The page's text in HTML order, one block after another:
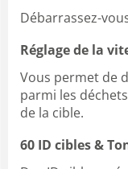
Débarrassez-
Réglage de la
Vous permet de
parmi les
de la cible.
60 ID cibles &